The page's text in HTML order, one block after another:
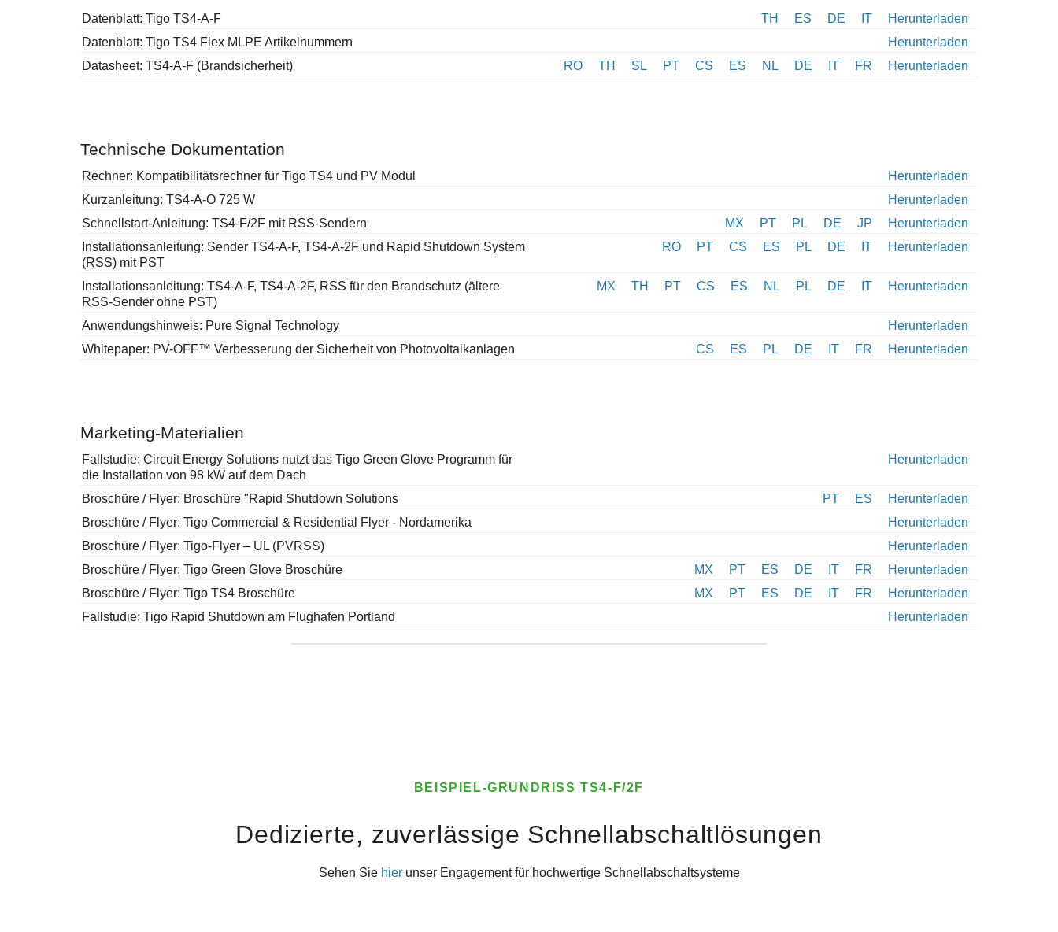
Datenblatt: Tigo TS4-A-F TH ES DE IT
Herunterladen
Datenblatt: Tigo TS4 Flex MLPE Artikelnummern
Herunterladen
Datasheet: TS4-A-F (Brandsicherheit)
RO TH SL PT CS ES NL DE IT FR Herunterladen
Technische Dokumentation
Rechner: Kompatibilitätsrechner für Tigo TS4 und PV Modul
Herunterladen
Kurzanleitung: TS4-A-O 725 W
Herunterladen
Schnellstart-Anleitung: TS4-F/2F mit RSS-Sendern
MX PT PL DE JP
Herunterladen
Installationsanleitung: Sender TS4-A-F, TS4-A-2F und Rapid Shutdown System
(RSS) mit PST
RO PT CS ES PL DE IT Herunterladen
Installationsanleitung: TS4-A-F, TS4-A-2F, RSS für den Brandschutz (ältere
RSS-Sender ohne PST)
MX TH PT CS ES NL PL DE IT Herunterladen
Anwendungshinweis: Pure Signal Technology
Herunterladen
Whitepaper: PV-OFF™ Verbesserung der Sicherheit von Photovoltaikanlagen
CS ES PL DE IT FR Herunterladen
Marketing-Materialien
Fallstudie: Circuit Energy Solutions nutzt das Tigo Green Glove Programm für
die Installation von 98 kW auf dem Dach
Herunterladen
Broschüre / Flyer: Broschüre "Rapid Shutdown Solutions PT ES
Herunterladen
Broschüre / Flyer: Tigo Commercial & Residential Flyer - Nordamerika
Herunterladen
Broschüre / Flyer: Tigo-Flyer – UL (PVRSS)
Herunterladen
Broschüre / Flyer: Tigo Green Glove Broschüre
MX PT ES DE IT FR
Herunterladen
Broschüre / Flyer: Tigo TS4 Broschüre
MX PT ES DE IT FR
Herunterladen
Fallstudie: Tigo Rapid Shutdown am Flughafen Portland
Herunterladen
BEISPIEL-GRUNDRISS TS4-F/2F
Dedizierte, zuverlässige Schnellabschaltlösungen
Sehen Sie hierunser Engagement für hochwertige Schnellabschaltsysteme